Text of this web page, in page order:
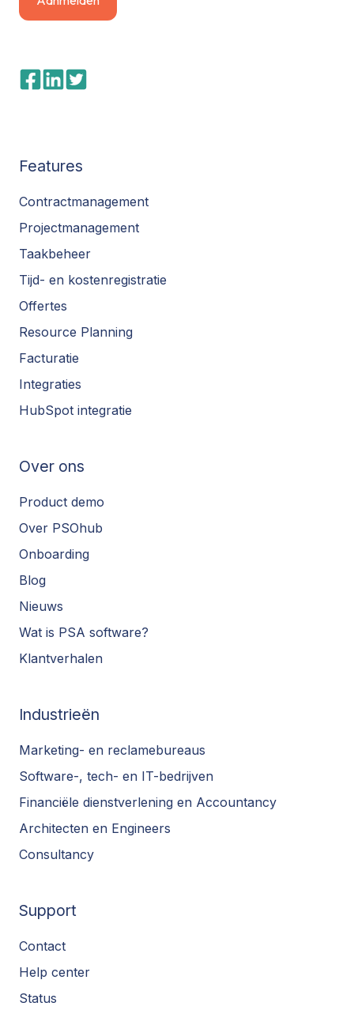
Features
Contractmanagement
Projectmanagement
Taakbeheer
Tijd- en kostenregistratie
Offertes
Resource Planning
Facturatie
Integraties
HubSpot integratie
Over ons
Product demo
Over PSOhub
Onboarding
Blog
Nieuws
Wat is PSA software?
Klantverhalen
Industrieën
Marketing- en reclamebureaus
Software-, tech- en IT-bedrijven
Financiële dienstverlening en Accountancy
Architecten en Engineers
Consultancy
Support
Contact
Help center
Status